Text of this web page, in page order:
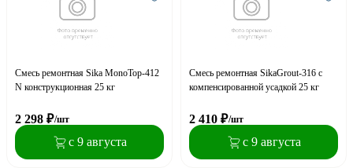
Смесь ремонтная Sika MonoTop-412
N конструкционная 25 кг
2 298 ₽/шт
с 9 августа
Смесь ремонтная SikaGrout-316 с
компенсированной усадкой 25 кг
2 410 ₽/шт
с 9 августа